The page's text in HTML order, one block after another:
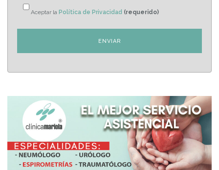
Aceptar la Política de Privacidad (requerido)